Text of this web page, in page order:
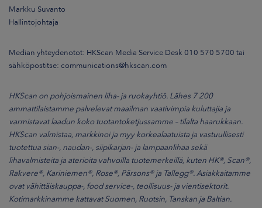
Markku Suvanto
Hallintojohtaja
Median yhteydenotot: HKScan Media Service Desk 010 570 5700 tai
sähköpostitse: communications@hkscan.com
HKScan on pohjoismainen liha- ja ruokayhtiö. Lähes 7 200
ammattilaistamme palvelevat maailman vaativimpia kuluttajia ja
varmistavat laadun koko tuotantoketjussamme – tilalta haarukkaan.
HKScan valmistaa, markkinoi ja myy korkealaatuista ja vastuullisesti
tuotettua sian-, naudan-, siipikarjan- ja lampaanlihaa sekä
lihavalmisteita ja aterioita vahvoilla tuotemerkeillä, kuten HK®, Scan®,
Rakvere®, Kariniemen®, Rose®, Pärsons® ja Tallegg®. Asiakkaitamme
ovat vähittäiskauppa-, food service-, teollisuus- ja vientisektorit.
Kotimarkkinamme kattavat Suomen, Ruotsin, Tanskan ja Baltian.